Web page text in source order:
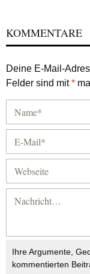
KOMMENTARE
Deine E-Mail-
Felder sind mit*
Ihre Argumente,
kommentierten